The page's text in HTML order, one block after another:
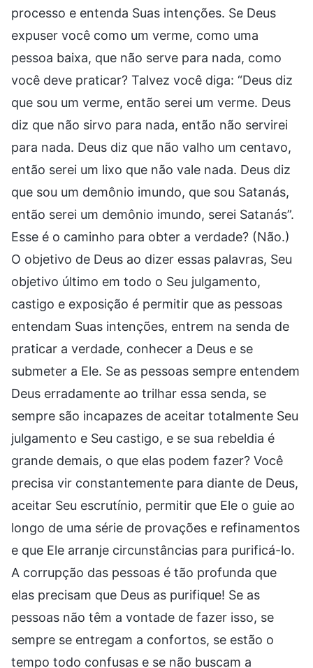
processo e entenda Suas intenções. Se Deus
expuser você como um verme, como uma
pessoa baixa, que não serve para nada, como
você deve praticar? Talvez você diga: “Deus diz
que sou um verme, então serei um verme. Deus
diz que não sirvo para nada, então não servirei
para nada. Deus diz que não valho um centavo,
então serei um lixo que não vale nada. Deus diz
que sou um demônio imundo, que sou Satanás,
então serei um demônio imundo, serei Satanás”.
Esse é o caminho para obter a verdade? (Não.)
O objetivo de Deus ao dizer essas palavras, Seu
objetivo último em todo o Seu julgamento,
castigo e exposição é permitir que as pessoas
entendam Suas intenções, entrem na senda de
praticar a verdade, conhecer a Deus e se
submeter a Ele. Se as pessoas sempre entendem
Deus erradamente ao trilhar essa senda, se
sempre são incapazes de aceitar totalmente Seu
julgamento e Seu castigo, e se sua rebeldia é
grande demais, o que elas podem fazer? Você
precisa vir constantemente para diante de Deus,
aceitar Seu escrutínio, permitir que Ele o guie ao
longo de uma série de provações e refinamentos
e que Ele arranje circunstâncias para purificá-lo.
A corrupção das pessoas é tão profunda que
elas precisam que Deus as purifique! Se as
pessoas não têm a vontade de fazer isso, se
sempre se entregam a confortos, se estão o
tempo todo confusas e se não buscam a